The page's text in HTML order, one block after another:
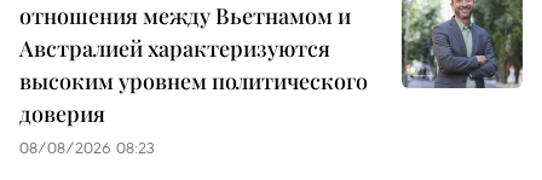
отношения между Вьетнамом и
Австралией характеризуются
высоким уровнем политического
доверия
08/08/2026 08:23